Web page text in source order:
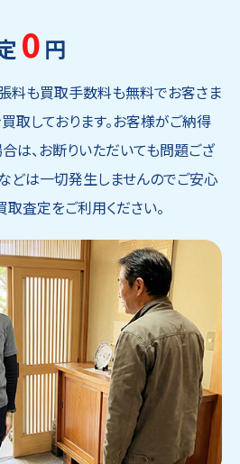
0 円
料も買取手数料も無料でお客さま
取しております。お客様がご納得
は、お断りいただいても問題ござ
どは一切発生しませんのでご安心
取査定をご利用ください。